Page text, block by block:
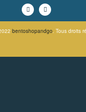
bentoshopandgo . Tous droits